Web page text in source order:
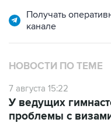
Получать
канале
НОВОСТИ ПО ТЕМЕ
7 августа 15:22
У ведущих
проблемы с